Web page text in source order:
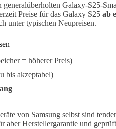
Galaxy-S25-
Preise für das Galaxy S25 ab
unter typischen Neupreisen.
= höherer Preis)
bis akzeptabel)
von Samsung selbst sind
aber Herstellergarantie und